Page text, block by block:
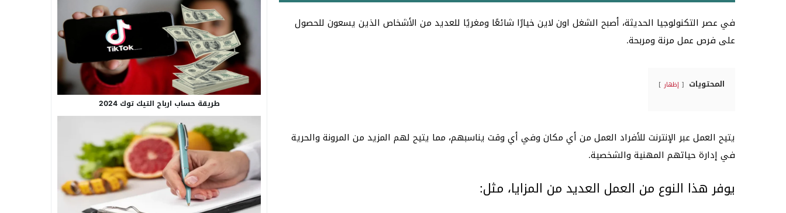
في عصر التكنولوجيا الحديثة، أصبح الشغل اون لاين خيارًا شائعًا ومغريًا للعديد من الأشخاص الذين يسعون للحصول
على فرص عمل مرنة ومربحة.
المحتويات إظهار
يتيح العمل عبر الإنترنت للأفراد العمل من أي مكان وفي أي وقت يناسبهم، مما يتيح لهم المزيد من المرونة والحرية
في إدارة حياتهم المهنية والشخصية.
يوفر هذا النوع من العمل العديد من المزايا، مثل:
طريقة حساب ارباح التيك توك 2024